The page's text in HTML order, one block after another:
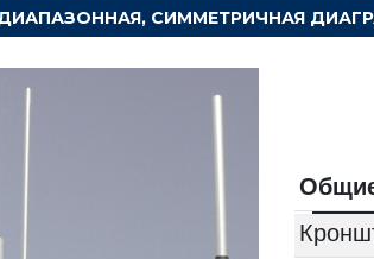
СИММЕТРИЧНАЯ
Общие